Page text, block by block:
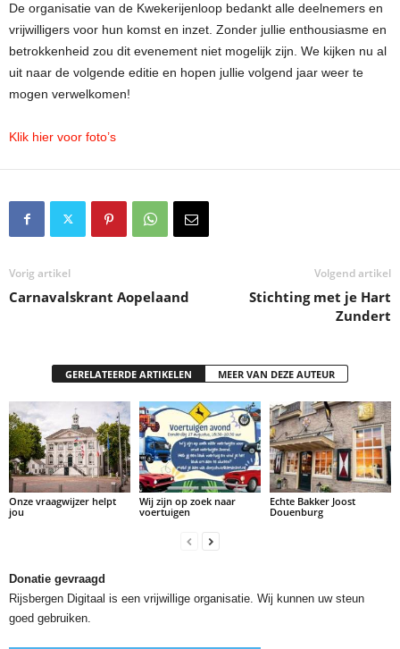
De organisatie van de Kwekerijenloop bedankt alle deelnemers en
vrijwilligers voor hun komst en inzet. Zonder jullie enthousiasme en
betrokkenheid zou dit evenement niet mogelijk zijn. We kijken nu al
uit naar de volgende editie en hopen jullie volgend jaar weer te
mogen verwelkomen!
Klik hier voor foto’s
Vorig artikel
Carnavalskrant Aopelaand
Volgend artikel
Stichting met je Hart
Zundert
GERELATEERDE ARTIKELEN MEER VAN DEZE AUTEUR
Onze vraagwijzer helpt
jou
Wij zijn op zoek naar
voertuigen
Echte Bakker Joost
Douenburg
Donatie gevraagd
Rijsbergen Digitaal is een vrijwillige organisatie. Wij kunnen uw steun
goed gebruiken.